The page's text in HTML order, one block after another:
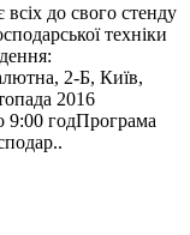
до свого стенду
техніки
2-Б, Київ,
2016
9:00 годПрограма